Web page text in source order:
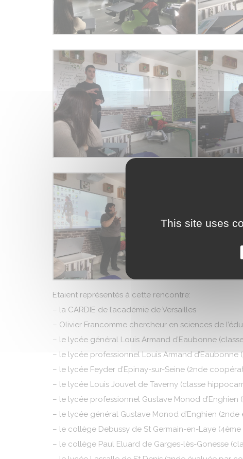
Etaient représentés à cette rencontre:
– la CARDIE de l’académie de Versailles
– Olivier Francomme chercheur en sciences de
– le lycée général Louis Armand d’Eaubonne
– le lycée professionnel Louis Armand
– le lycée Feyder d’Epinay-sur-Seine (2nde
– le lycée Louis Jouvet de Taverny (classe
– le lycée professionnel Gustave Monod
– le lycée général Gustave Monod d’Enghien
– le collège Debussy de St Germain-en-Laye
– le collège Paul Eluard de Garges-lès-Gonesse
This site uses